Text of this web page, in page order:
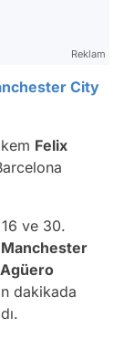
Reklam
City
Felix
ve 30.
Manchester
dakikada